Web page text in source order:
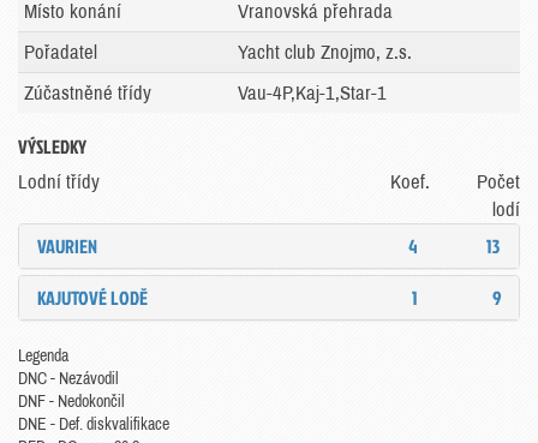
Místo konání
Vranovská přehrada
Pořadatel
Yacht club Znojmo, z.s.
Zúčastněné třídy
Vau-4P,Kaj-1,Star-1
VÝSLEDKY
Lodní třídy Koef.
Počet
lodí
VAURIEN 4
13
KAJUTOVÉ LODĚ
1 9
Legenda
DNC - Nezávodil
DNF - Nedokončil
DNE - Def. diskvalifikace